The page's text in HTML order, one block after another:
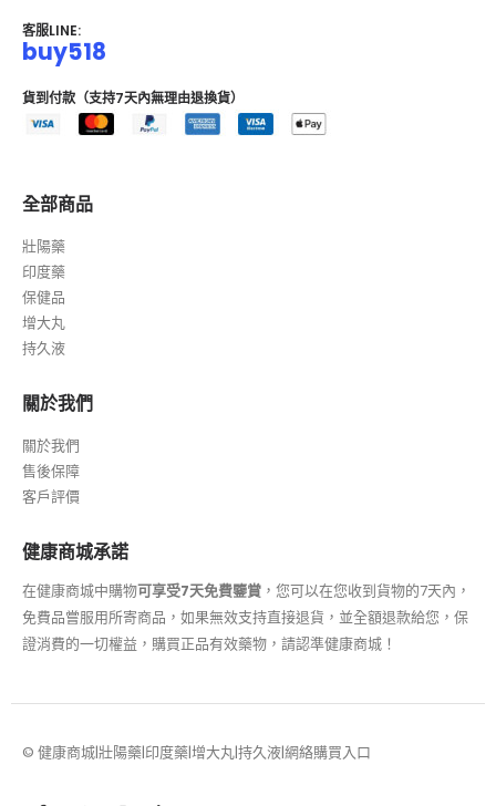
客服LINE:
buy518
貨到付款（支持7天內無理由退換貨）
全部商品
壯陽藥
印度藥
保健品
增大丸
持久液
關於我們
關於我們
售後保障
客戶評價
健康商城承諾
在健康商城中購物可享受7天免費鑒賞 ，您可以在您收到貨物的7天內，
免費品嘗服用所寄商品，如果無效支持直接退貨，並全額退款給您，保
證消費的一切權益，購買正品有效藥物，請認準健康商城！
© 健康商城|壯陽藥|印度藥|增大丸|持久液|網絡購買入口